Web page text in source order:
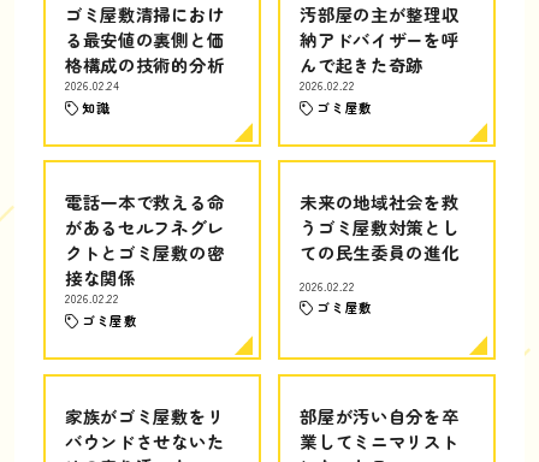
ゴミ屋敷清掃におけ
る最安値の裏側と価
格構成の技術的分析
2026.02.24
知識
汚部屋の主が整理収
納アドバイザーを呼
んで起きた奇跡
2026.02.22
ゴミ屋敷
電話一本で救える命
があるセルフネグレ
クトとゴミ屋敷の密
接な関係
2026.02.22
ゴミ屋敷
未来の地域社会を救
うゴミ屋敷対策とし
ての民生委員の進化
2026.02.22
ゴミ屋敷
家族がゴミ屋敷をリ
バウンドさせないた
部屋が汚い自分を卒
業してミニマリスト